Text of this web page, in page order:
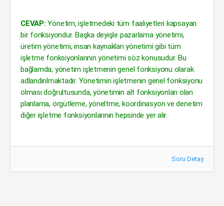
CEVAP: Yönetim, işletmedeki tüm faaliyetleri kapsayan
bir fonksiyondur. Başka deyişle pazarlama yönetimi,
üretim yönetimi, insan kaynakları yönetimi gibi tüm
işletme fonksiyonlarının yönetimi söz konusudur. Bu
bağlamda; yönetim işletmenin genel fonksiyonu olarak
adlandırılmaktadır. Yönetimin işletmenin genel fonksiyonu
olması doğrultusunda, yönetimin alt fonksiyonları olan
planlama, örgütleme, yöneltme, koordinasyon ve denetim
diğer işletme fonksiyonlarının hepsinde yer alır.
Soru Detay